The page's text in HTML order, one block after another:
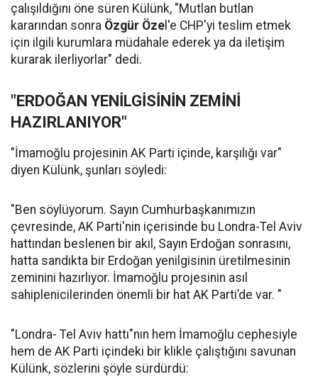
çalışıldığını öne süren Külünk, "Mutlan butlan
kararından sonra Özgür Öze l'e CHP'yi teslim etmek
için ilgili kurumlara müdahale ederek ya da iletişim
kurarak ilerliyorlar" dedi.
"ERDOĞAN YENİLGİSİNİN ZEMİNİ
HAZIRLANIYOR"
"İmamoğlu projesinin AK Parti içinde, karşılığı var"
diyen Külünk, şunları söyledi:
"Ben söylüyorum. Sayın Cumhurbaşkanımızın
çevresinde, AK Parti'nin içerisinde bu Londra-Tel Aviv
hattından beslenen bir akıl, Sayın Erdoğan sonrasını,
hatta sandıkta bir Erdoğan yenilgisinin üretilmesinin
zeminini hazırlıyor. İmamoğlu projesinin asıl
sahiplenicilerinden önemli bir hat AK Parti’de var. "
"Londra- Tel Aviv hattı"nın hem İmamoğlu cephesiyle
hem de AK Parti içindeki bir klikle çalıştığını savunan
Külünk, sözlerini şöyle sürdürdü: